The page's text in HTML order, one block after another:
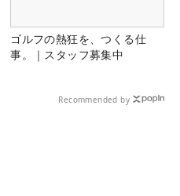
ゴルフの熱狂を、つくる仕
事。｜スタッフ募集中
Recommended by